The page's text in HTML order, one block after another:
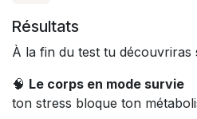
Résultats
À la fin du test tu découvriras
🧠 Le corps en mode survie
ton stress bloque ton